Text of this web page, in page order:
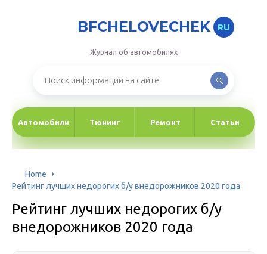
BFCHELOVECHEK RU
Журнал об автомобилях
Автомобили Тюнинг Ремонт Статьи
Home
Рейтинг лучших недорогих б/у внедорожников 2020 года
Рейтинг лучших недорогих б/у
внедорожников 2020 года